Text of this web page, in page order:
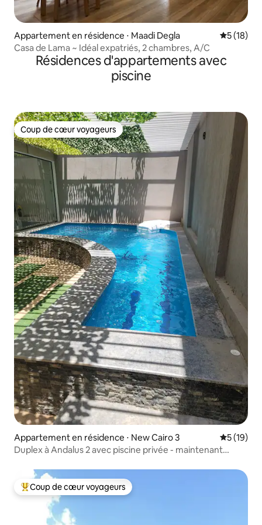
Appartement en résidence ⋅ Maadi Degla
5 (18)
Casa de Lama ~ Idéal expatriés, 2 chambres, A/C
Résidences d'appartements avec
piscine
Coup de cœur voyageurs
Coup de cœur voyageurs
Appartement en résidence ⋅ New Cairo 3
5 (19)
Duplex à Andalus 2 avec piscine privée - maintenant
Coups de cœur voyageurs les plus appréciés
Coup de cœur voyageurs